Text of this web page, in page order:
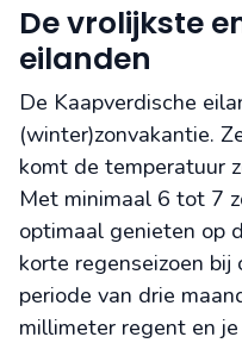
De vrolijkste
eilanden
De Kaapverdische
(winter)zonvakantie.
komt de temperatuur
Met minimaal 6 tot 7
optimaal genieten op
korte regenseizoen
periode van drie
millimeter regent en